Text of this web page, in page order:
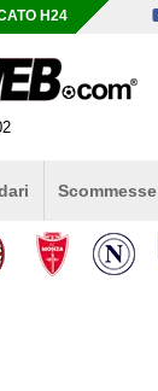
H24
Scommesse